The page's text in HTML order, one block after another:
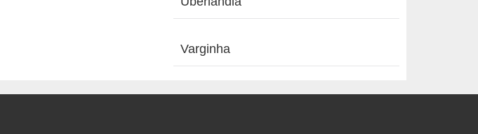
Varginha